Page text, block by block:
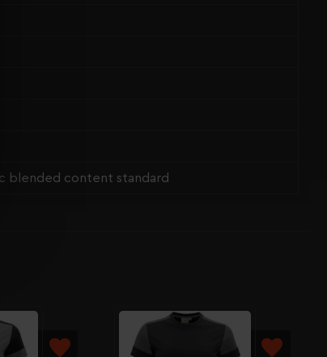
blended content standard